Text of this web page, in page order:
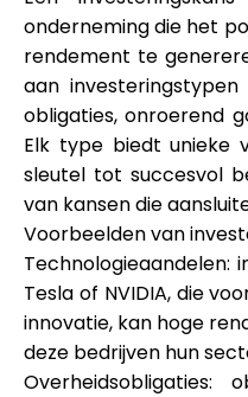
Neem
onderneming die het
rendement te
aan
obligaties, onroerend
Elk type biedt unieke
sleutel tot succesvol
van kansen die
Voorbeelden van
Technologieaandelen:
Tesla of NVIDIA, die
innovatie, kan hoge
deze bedrijven hun
Overheidsobligaties: